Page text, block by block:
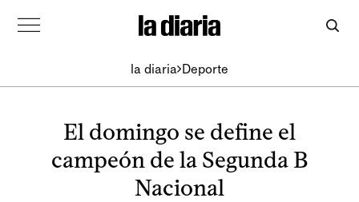
la diaria Deporte
El domingo se define el
campeón de la Segunda B
Nacional